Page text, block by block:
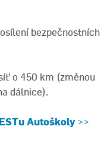
bezpečnostních
o 450 km (změnou
dálnice).
Autoškoly>>